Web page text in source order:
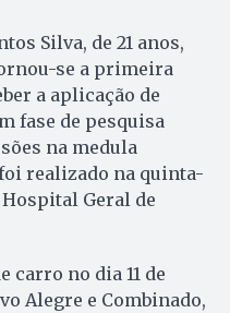
Silva, de 21 anos,
se a primeira
a aplicação de
fase de pesquisa
na medula
realizado na quinta-
Geral de
carro no dia 11 de
Alegre e Combinado,